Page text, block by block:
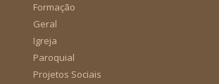
Formação
Geral
Igreja
Paroquial
Projetos Sociais